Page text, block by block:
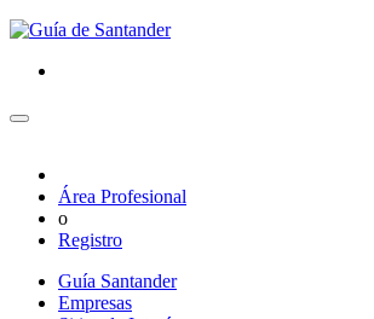
Área Profesional
o
Registro
Guía Santander
Empresas